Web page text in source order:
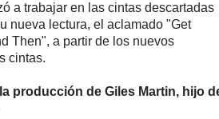
a trabajar en las cintas descartadas
nueva lectura, el aclamado "Get
Then", a partir de los nuevos
cintas.
producción de Giles Martin, hijo